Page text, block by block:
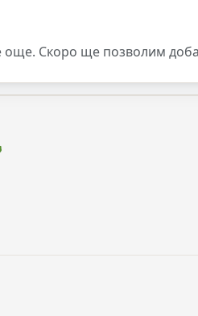
още. Скоро ще позволим